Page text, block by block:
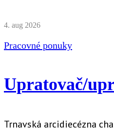
4. aug 2026
Pracovné ponuky
Upratovač/
Trnavská arcidiecézna